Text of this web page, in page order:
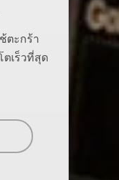
ตะกร้า
เร็วที่สุด